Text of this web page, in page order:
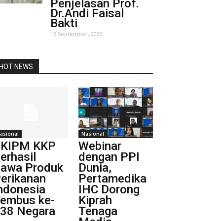
Penjelasan Prof.
Dr.Andi Faisal
Bakti
16 September, 2020
HOT NEWS
KKP
Produk
ke-
Negara
Nasional
Webinar
dengan PPI
Dunia,
Pertamedika
IHC Dorong
Kiprah
Tenaga